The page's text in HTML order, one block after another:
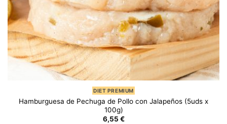
DIET PREMIUM
Hamburguesa de Pechuga de Pollo con Jalapeños (5uds x
100g)
6,55 €